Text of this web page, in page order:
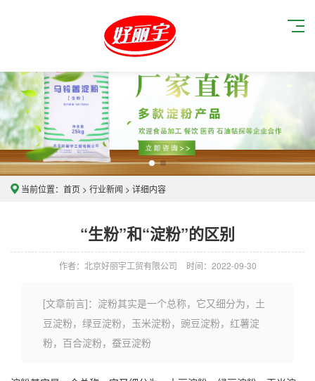
当前位置： 首页 > 行业新闻 > 详细内容
“生粉”和“淀粉”的区别
作者：北京好丽宇工贸有限公司 时间：2022-09-30
[文章前言]：淀粉其实是一个总称，它又细分为，土
豆淀粉，绿豆淀粉，玉米淀粉，豌豆淀粉，红薯淀
粉，百合淀粉，蚕豆淀粉